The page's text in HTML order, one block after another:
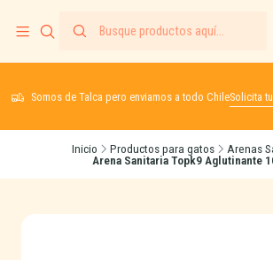
Somos de Talca pero enviamos a todo ChileSolicita
Inicio Productos para gatos
Arenas
Arena Sanitaria Topk9 Aglutinante